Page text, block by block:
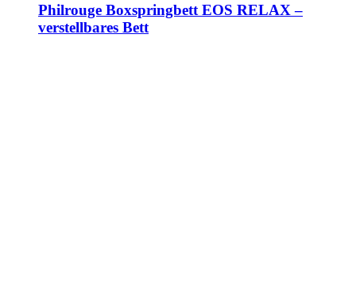
Philrouge Boxspringbett EOS RELAX –
verstellbares Bett